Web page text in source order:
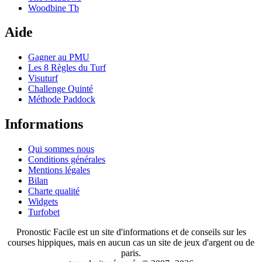
Woodbine Tb
Aide
Gagner au PMU
Les 8 Règles du Turf
Visuturf
Challenge Quinté
Méthode Paddock
Informations
Qui sommes nous
Conditions générales
Mentions légales
Bilan
Charte qualité
Widgets
Turfobet
Pronostic Facile est un site d'informations et de conseils sur les
courses hippiques, mais en aucun cas un site de jeux d'argent ou de
paris.